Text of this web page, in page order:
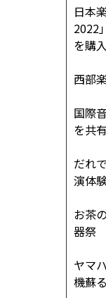
日本
2022
を購
西部
国際
を共有
だれ
演体
お茶
器祭
ヤマ
機蘇る